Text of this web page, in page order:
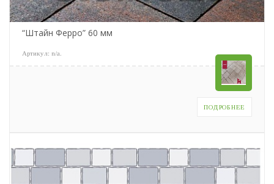
“Штайн Ферро” 60 мм
Артикул: n/a
ПОДРОБНЕЕ